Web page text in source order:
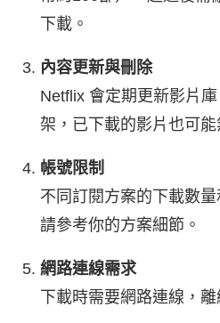
下載。
內容更新與刪除
Netflix 會定期更新影片
架，已下載的影片也可能
帳號限制
不同訂閱方案的下載數
請參考你的方案細節。
網路連線需求
下載時需要網路連線，